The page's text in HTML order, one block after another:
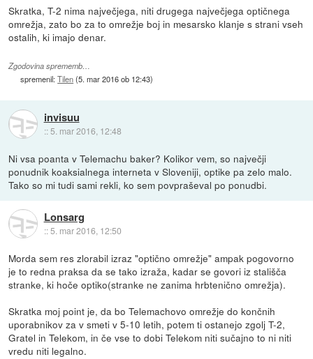
Skratka, T-2 nima največjega, niti drugega največjega optičnega
omrežja, zato bo za to omrežje boj in mesarsko klanje s strani vseh
ostalih, ki imajo denar.
Zgodovina sprememb…
spremenil:Tilen(5. mar 2016 ob 12:43)
invisuu
:: 5. mar 2016, 12:48
Ni vsa poanta v Telemachu baker? Kolikor vem, so največji
ponudnik koaksialnega interneta v Sloveniji, optike pa zelo malo.
Tako so mi tudi sami rekli, ko sem povpraševal po ponudbi.
Lonsarg
::5. mar 2016, 12:50
Morda sem res zlorabil izraz "optično omrežje" ampak pogovorno
je to redna praksa da se tako izraža, kadar se govori iz stališča
stranke, ki hoče optiko(stranke ne zanima hrbtenično omrežja).
Skratka moj point je, da bo Telemachovo omrežje do končnih
uporabnikov za v smeti v 5-10 letih, potem ti ostanejo zgolj T-2,
Gratel in Telekom, in če vse to dobi Telekom niti sučajno to ni niti
vredu niti legalno.